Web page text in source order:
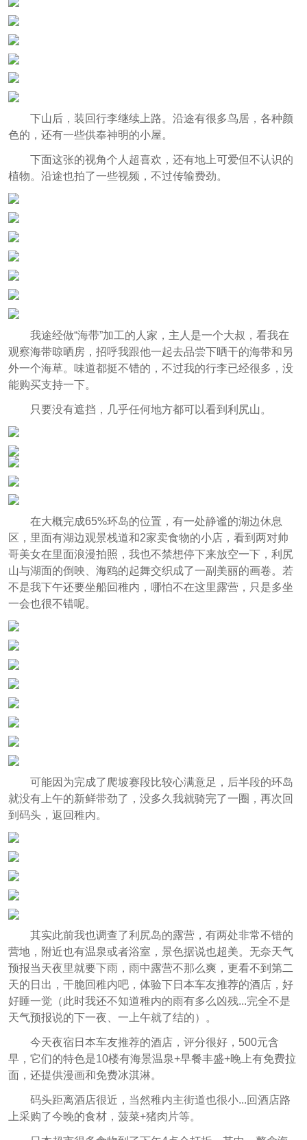
下山后，装回行李继续上路。沿途有很多鸟居，各种颜
色的，还有一些供奉神明的小屋。
下面这张的视角个人超喜欢，还有地上可爱但不认识的
植物。沿途也拍了一些视频，不过传输费劲。
我途经做“海带”加工的人家，主人是一个大叔，看我在
观察海带晾晒房，招呼我跟他一起去品尝下晒干的海带和另
外一个海草。味道都挺不错的，不过我的行李已经很多，没
能购买支持一下。
只要没有遮挡，几乎任何地方都可以看到利尻山。
在大概完成65%环岛的位置，有一处静谧的湖边休息
区，里面有湖边观景栈道和2家卖食物的小店，看到两对帅
哥美女在里面浪漫拍照，我也不禁想停下来放空一下，利尻
山与湖面的倒映、海鸥的起舞交织成了一副美丽的画卷。若
不是我下午还要坐船回稚内，哪怕不在这里露营，只是多坐
一会也很不错呢。
可能因为完成了爬坡赛段比较心满意足，后半段的环岛
就没有上午的新鲜带劲了，没多久我就骑完了一圈，再次回
到码头，返回稚内。
其实此前我也调查了利尻岛的露营，有两处非常不错的
营地，附近也有温泉或者浴室，景色据说也超美。无奈天气
预报当天夜里就要下雨，雨中露营不那么爽，更看不到第二
天的日出，干脆回稚内吧，体验下日本车友推荐的酒店，好
好睡一觉（此时我还不知道稚内的雨有多么凶残...完全不是
天气预报说的下一夜、一上午就了结的）。
今天夜宿日本车友推荐的酒店，评分很好，500元含
早，它们的特色是10楼有海景温泉+早餐丰盛+晚上有免费拉
面，还提供漫画和免费冰淇淋。
码头距离酒店很近，当然稚内主街道也很小...回酒店路
上采购了今晚的食材，菠菜+猪肉片等。